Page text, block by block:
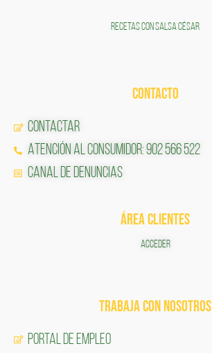
RECETAS CON SALSA CÉSAR
CONTACTO
Contactar
Atención al Consumidor: 902 566 522
Canal de Denuncias
ÁREA CLIENTES
ACCEDER
TRABAJA CON NOSOTROS
Portal de Empleo